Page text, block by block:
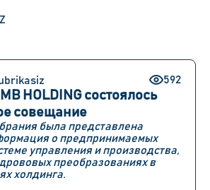
592
HOLDING состоялось
совещание
была представлена
о предпринимаемых
управления и производства,
преобразованиях в
холдинга.